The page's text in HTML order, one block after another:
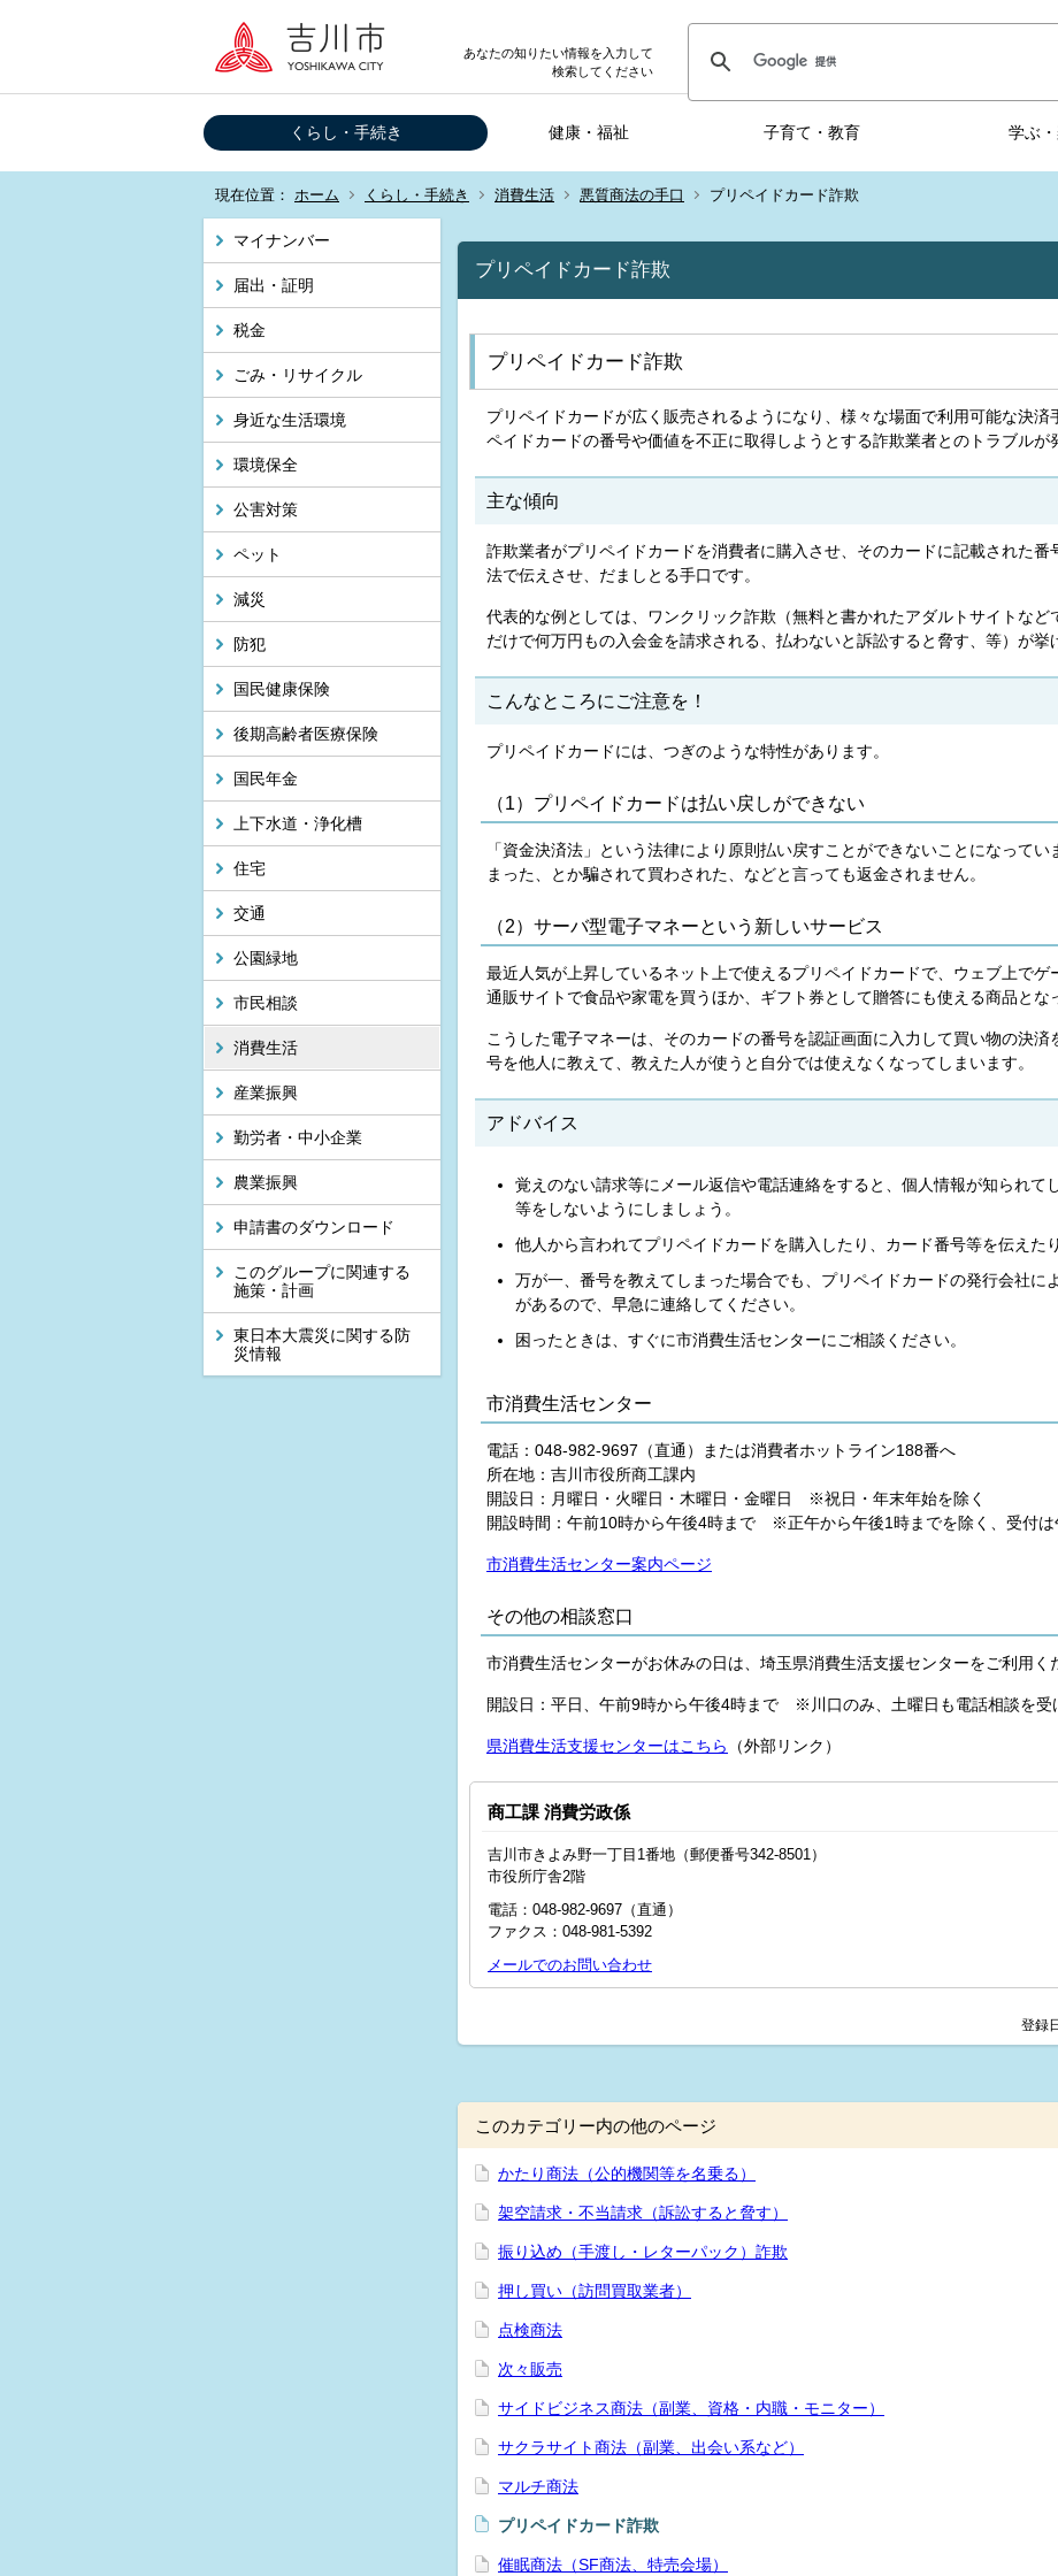
あなたの知りたい情報を入力して
検索してください
くらし・手続き 健康・福祉 子育て・教育 学ぶ
現在位置： ホーム くらし・手続き 消費生活 悪質商法の手口 プリペイドカード詐欺
マイナンバー
届出・証明
税金
ごみ・リサイクル
身近な生活環境
環境保全
公害対策
ペット
減災
防犯
国民健康保険
後期高齢者医療保険
国民年金
上下水道・浄化槽
住宅
交通
公園緑地
市民相談
消費生活
産業振興
勤労者・中小企業
農業振興
申請書のダウンロード
このグループに関連する
施策・計画
東日本大震災に関する防
災情報
プリペイドカード詐欺
プリペイドカード詐欺
プリペイドカードが広く販売されるようになり、様々な場面で利用可能な決済
ペイドカードの番号や価値を不正に取得しようとする詐欺業者とのトラブルが
主な傾向
詐欺業者がプリペイドカードを消費者に購入させ、そのカードに記載された
法で伝えさせ、だましとる手口です。
代表的な例としては、ワンクリック詐欺（無料と書かれたアダルトサイトな
だけで何万円もの入会金を請求される、払わないと訴訟すると脅す、等）が挙
こんなところにご注意を！
プリペイドカードには、つぎのような特性があります。
（1）プリペイドカードは払い戻しができない
「資金決済法」という法律により原則払い戻すことができないことになって
まった、とか騙されて買わされた、などと言っても返金されません。
（2）サーバ型電子マネーという新しいサービス
最近人気が上昇しているネット上で使えるプリペイドカードで、ウェブ上でゲ
通販サイトで食品や家電を買うほか、ギフト券として贈答にも使える商品とな
こうした電子マネーは、そのカードの番号を認証画面に入力して買い物の決
号を他人に教えて、教えた人が使うと自分では使えなくなってしまいます。
アドバイス
覚えのない請求等にメール返信や電話連絡をすると、個人情報が知られて
等をしないようにしましょう。
他人から言われてプリペイドカードを購入したり、カード番号等を伝えた
万が一、番号を教えてしまった場合でも、プリペイドカードの発行会社に
があるので、早急に連絡してください。
困ったときは、すぐに市消費生活センターにご相談ください。
市消費生活センター
電話：048-982-9697（直通）または消費者ホットライン188番へ
所在地：吉川市役所商工課内
開設日：月曜日・火曜日・木曜日・金曜日 ※祝日・年末年始を除く
開設時間：午前10時から午後4時まで ※正午から午後1時までを除く、受付は
市消費生活センター案内ページ
その他の相談窓口
市消費生活センターがお休みの日は、埼玉県消費生活支援センターをご利用く
開設日：平日、午前9時から午後4時まで ※川口のみ、土曜日も電話相談を受
県消費生活支援センターはこちら （外部リンク）
商工課 消費労政係
吉川市きよみ野一丁目1番地（郵便番号342-8501）
市役所庁舎2階
電話：048-982-9697（直通）
ファクス：048‐981‐5392
メールでのお問い合わせ
登録
このカテゴリー内の他のページ
かたり商法（公的機関等を名乗る）
架空請求・不当請求（訴訟すると脅す）
振り込め（手渡し・レターパック）詐欺
押し買い（訪問買取業者）
点検商法
次々販売
サイドビジネス商法（副業、資格・内職・モニター）
サクラサイト商法（副業、出会い系など）
マルチ商法
プリペイドカード詐欺
催眠商法（SF商法、特売会場）